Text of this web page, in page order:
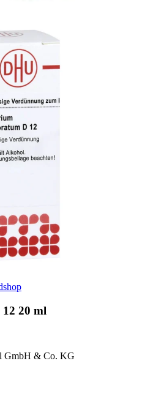
20 ml
GmbH & Co. KG